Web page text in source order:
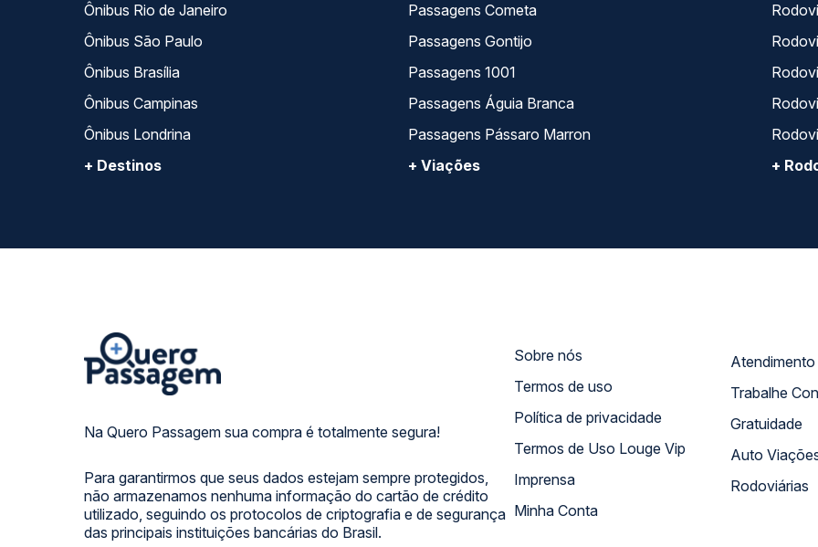
Ônibus Rio de Janeiro
Ônibus São Paulo
Ônibus Brasília
Ônibus Campinas
Ônibus Londrina
+ Destinos
Passagens Cometa
Passagens Gontijo
Passagens 1001
Passagens Águia Branca
Passagens Pássaro Marron
+ Viações
+
Na Quero Passagem sua compra é totalmente segura!
Para garantirmos que seus dados estejam sempre protegidos,
não armazenamos nenhuma informação do cartão de crédito
utilizado, seguindo os protocolos de criptografia e de segurança
das principais instituições bancárias do Brasil.
Sobre nós
Termos de uso
Política de privacidade
Termos de Uso Louge Vip
Imprensa
Minha Conta
Trabalhe
Gratuidade
Auto
Rodoviárias